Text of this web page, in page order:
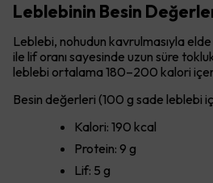
Leblebinin Besin
Leblebi, nohudun kavrulmasıyla
ile lif oranı sayesinde uzun süre
leblebi ortalama 180–200 kalori
Besin değerleri (100 g sade leblebi
Kalori: 190 kcal
Protein: 9 g
Lif: 5 g